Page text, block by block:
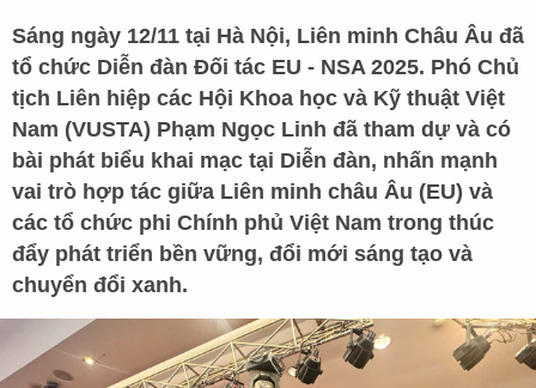
Sáng ngày 12/11 tại Hà Nội, Liên minh Châu Âu đã
tổ chức Diễn đàn Đối tác EU - NSA 2025. Phó Chủ
tịch Liên hiệp các Hội Khoa học và Kỹ thuật Việt
Nam (VUSTA) Phạm Ngọc Linh đã tham dự và có
bài phát biểu khai mạc tại Diễn đàn, nhấn mạnh
vai trò hợp tác giữa Liên minh châu Âu (EU) và
các tổ chức phi Chính phủ Việt Nam trong thúc
đẩy phát triển bền vững, đổi mới sáng tạo và
chuyển đổi xanh.